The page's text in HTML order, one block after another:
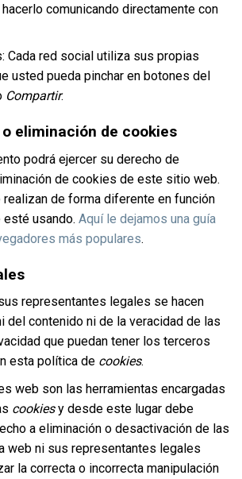
comunicando directamente con
Cada red social utiliza sus propias
usted pueda pinchar en botones del
Compartir.
eliminación de cookies
podrá ejercer su derecho de
de cookies de este sitio web.
de forma diferente en función
esté usando. Aquí le dejamos una guía
más populares.
representantes legales se hacen
del contenido ni de la veracidad de las
que puedan tener los terceros
esta política de cookies.
web son las herramientas encargadas
cookiesy desde este lugar debe
a eliminación o desactivación de las
web ni sus representantes legales
la correcta o incorrecta manipulación